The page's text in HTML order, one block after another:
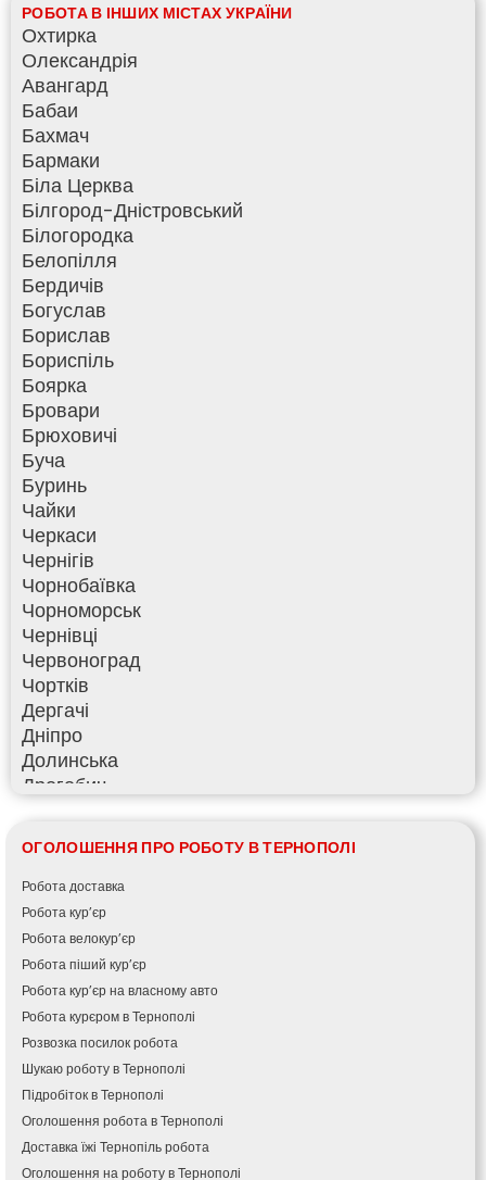
ОГОЛОШЕННЯ ПРО РОБОТУ В ТЕРНОПОЛІ
Робота доставка
Робота кур’єр
Робота велокур’єр
Робота піший кур’єр
Робота кур’єр на власному авто
Робота курєром в Тернополі
Розвозка посилок робота
Шукаю роботу в Тернополі
Підробіток в Тернополі
Оголошення робота в Тернополі
Доставка їжі Тернопіль робота
Оголошення на роботу в Тернополі
РОБОТА В ІНШИХ МІСТАХ УКРАЇНИ
Охтирка
Олександрія
Авангард
Бабаи
Бахмач
Бармаки
Біла Церква
Білгород-Дністровський
Білогородка
Белопілля
Бердичів
Богуслав
Борислав
Бориспіль
Боярка
Бровари
Брюховичі
Буча
Буринь
Чайки
Черкаси
Чернігів
Чорнобаївка
Чорноморськ
Чернівці
Червоноград
Чортків
Дергачі
Дніпро
Долинська
Дрогобич
Фонтанка
Гадяч
Гатне
Глеваха
Горішні Плавні
Гостомель
Харків
Херсон
Хмельницький
Хмільник
Ірпінь
Івано-Франківськ
Ізмаїл
Кагарлик